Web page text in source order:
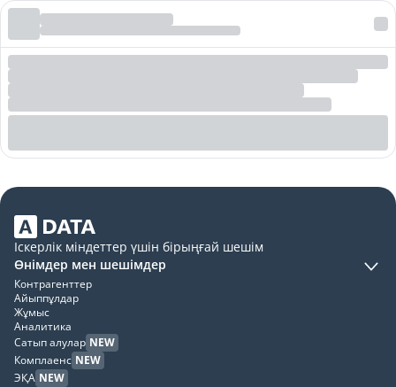
Іскерлік міндеттер үшін бірыңғай шешім
Өнімдер мен шешімдер
Контрагенттер
Айыппұлдар
Жұмыс
Аналитика
Сатып алулар NEW
Комплаенс NEW
ЭҚА NEW